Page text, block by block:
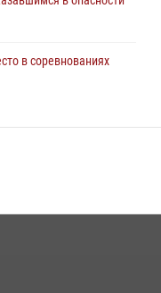
в соревнованиях